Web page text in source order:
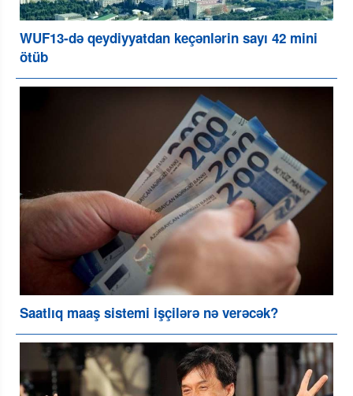
WUF13-də qeydiyyatdan keçənlərin sayı 42 mini
ötüb
Saatlıq maaş sistemi işçilərə nə verəcək?